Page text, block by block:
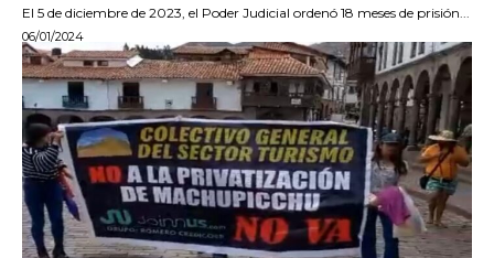
El 5 de diciembre de 2023, el Poder Judicial ordenó 18 meses de prisión...
06/01/2024